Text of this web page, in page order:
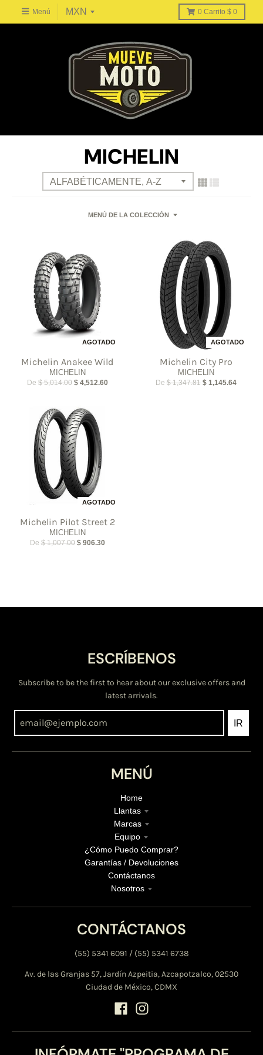
Menú 0 Carrito $ 0
MICHELIN
MENÚ DE LA COLECCIÓN
AGOTADO
Michelin Anakee Wild
MICHELIN
De $ 5,014.00 $ 4,512.60
AGOTADO
Michelin City Pro
MICHELIN
De $ 1,347.81 $ 1,145.64
AGOTADO
Michelin Pilot Street 2
MICHELIN
De $ 1,007.00 $ 906.30
ESCRÍBENOS
Subscribe to be the first to hear about our exclusive offers and
latest arrivals.
IR
MENÚ
Home
Llantas
Marcas
Equipo
¿Cómo Puedo Comprar?
Garantías / Devoluciones
Contáctanos
Nosotros
CONTÁCTANOS
(55) 5341 6091 / (55) 5341 6738
Av. de las Granjas 57, Jardín Azpeitia, Azcapotzalco, 02530
Ciudad de México, CDMX